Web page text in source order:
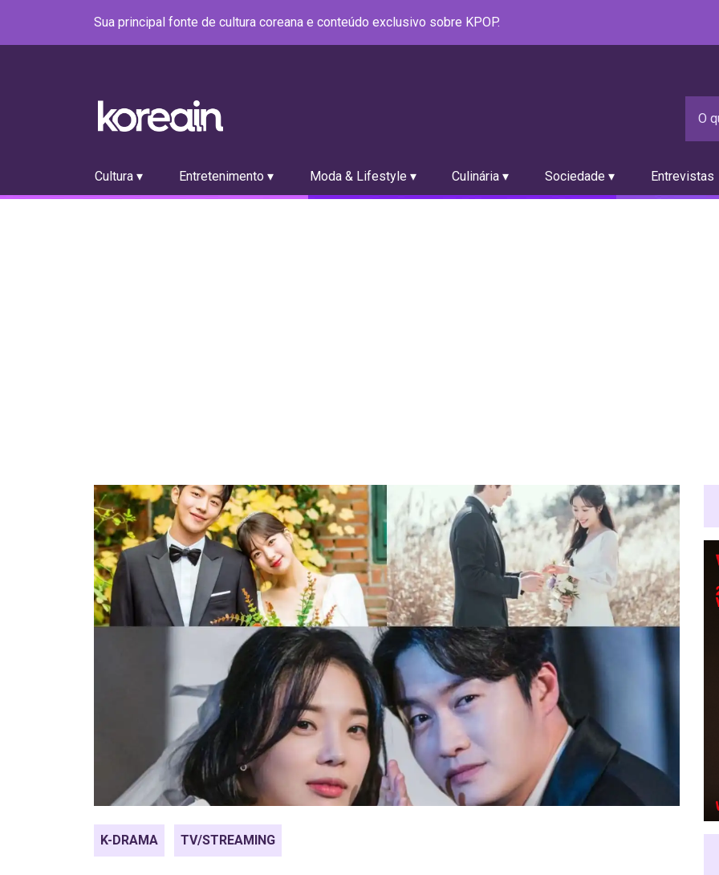
Sua principal fonte de cultura coreana e conteúdo exclusivo sobre KPOP.
Cultura ▾ Entretenimento ▾ Moda & Lifestyle ▾ Culinária ▾ Sociedade ▾ Entrevistas
K-DRAMA TV/STREAMING